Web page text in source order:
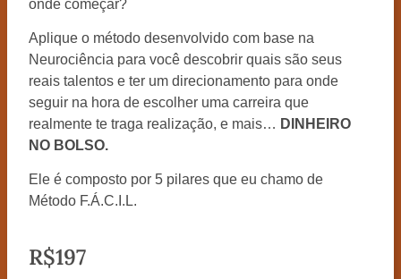
onde começar?
Aplique o método desenvolvido com base na
Neurociência para você descobrir quais são seus
reais talentos e ter um direcionamento para onde
seguir na hora de escolher uma carreira que
realmente te traga realização, e mais… DINHEIRO
NO BOLSO.
Ele é composto por 5 pilares que eu chamo de
Método F.Á.C.I.L.
R$197